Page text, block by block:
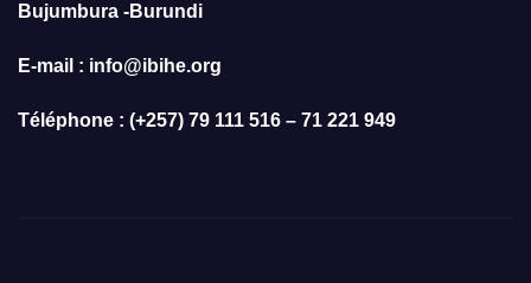
Bujumbura -Burundi
E-mail : info@ibihe.org
Téléphone : (+257) 79 111 516 – 71 221 949